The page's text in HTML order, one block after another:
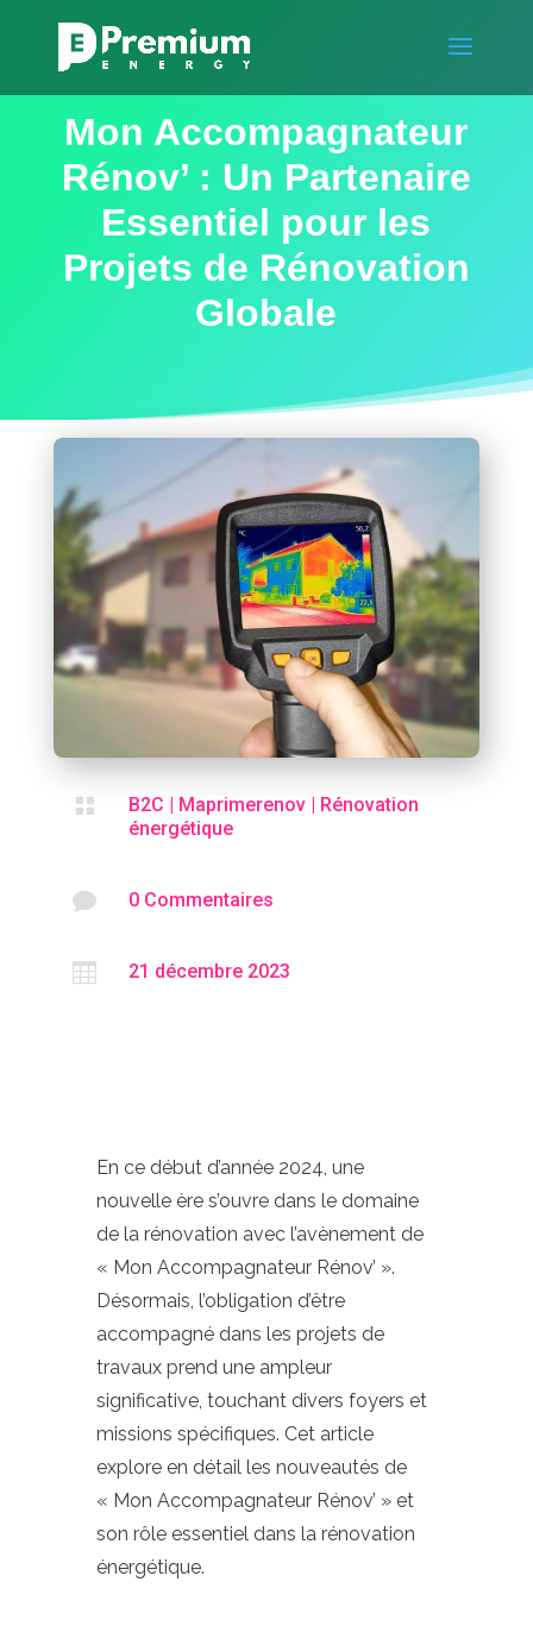
Mon Accompagnateur
Rénov’ : Un Partenaire
Essentiel pour les
Projets de Rénovation
Globale
 B2C | Maprimerenov| Rénovation
énergétique
 0 Commentaires
 21 décembre 2023
En ce début d’année 2024, une
nouvelle ère s’ouvre dans le domaine
de la rénovation avec l’avènement de
« Mon Accompagnateur Rénov’ ».
Désormais, l’obligation d’être
accompagné dans les projets de
travaux prend une ampleur
significative, touchant divers foyers et
missions spécifiques. Cet article
explore en détail les nouveautés de
« Mon Accompagnateur Rénov’ » et
son rôle essentiel dans la rénovation
énergétique.